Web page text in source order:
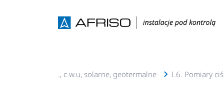
I. Instalacje c.o., c.w.u, solarne, geotermalne I.6. Pomiary